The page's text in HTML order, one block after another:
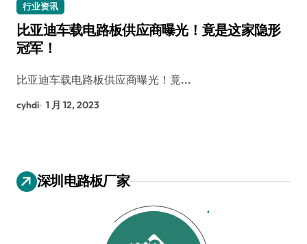
行业资讯
比亚迪车载电路板供应商曝光！竟是这家隐形
冠军！
比亚迪车载电路板供应商曝光！竟...
cyhdi 1 月 12, 2023
深圳电路板厂家